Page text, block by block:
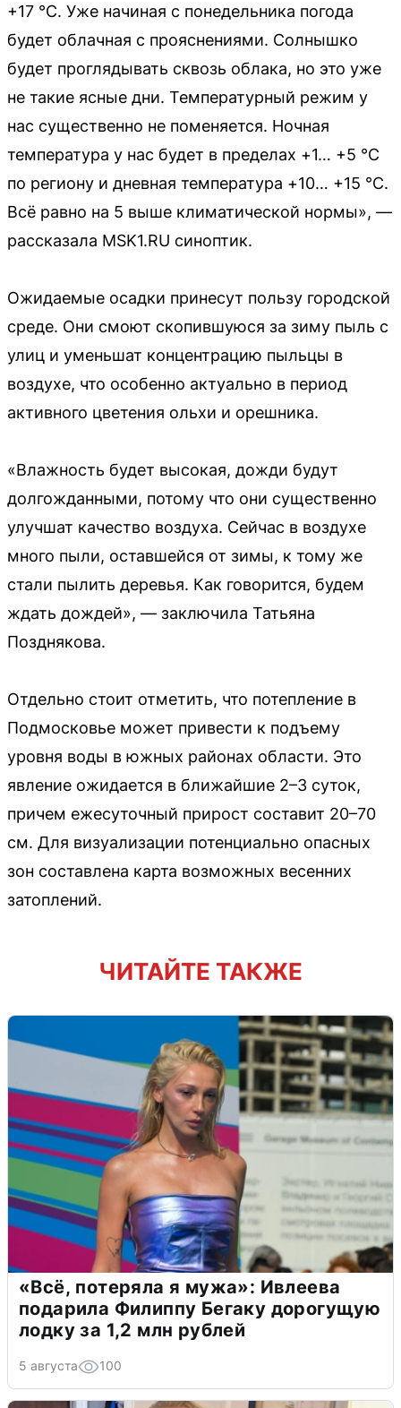
+17 °C. Уже начиная с понедельника погода
будет облачная с прояснениями. Солнышко
будет проглядывать сквозь облака, но это уже
не такие ясные дни. Температурный режим у
нас существенно не поменяется. Ночная
температура у нас будет в пределах +1… +5 °C
по региону и дневная температура +10… +15 °C.
Всё равно на 5 выше климатической нормы», —
рассказала MSK1.RU синоптик.
Ожидаемые осадки принесут пользу городской
среде. Они смоют скопившуюся за зиму пыль с
улиц и уменьшат концентрацию пыльцы в
воздухе, что особенно актуально в период
активного цветения ольхи и орешника.
«Влажность будет высокая, дожди будут
долгожданными, потому что они существенно
улучшат качество воздуха. Сейчас в воздухе
много пыли, оставшейся от зимы, к тому же
стали пылить деревья. Как говорится, будем
ждать дождей», — заключила Татьяна
Позднякова.
Отдельно стоит отметить, что потепление в
Подмосковье может привести к подъему
уровня воды в южных районах области. Это
явление ожидается в ближайшие 2–3 суток,
причем ежесуточный прирост составит 20–70
см. Для визуализации потенциально опасных
зон составлена карта возможных весенних
затоплений.
ЧИТАЙТЕ ТАКЖЕ
«Всё, потеряла я мужа»: Ивлеева
подарила Филиппу Бегаку дорогущую
лодку за 1,2 млн рублей
5 августа 100